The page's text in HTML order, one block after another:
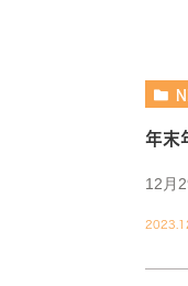
年末
12月